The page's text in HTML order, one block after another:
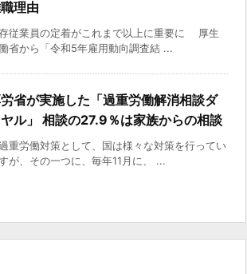
理由
従業員の定着がこれまで以上に重要に 厚生
省から「令和5年雇用動向調査結 ...
省が実施した「過重労働解消相談ダ
ル」 相談の27.9％は家族からの相談
重労働対策として、国は様々な対策を行ってい
が、その一つに、毎年11月に、 ...